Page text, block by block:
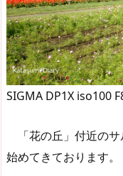
SIGMA DP1X iso100
「花の丘」付近のサ
始めてきております。